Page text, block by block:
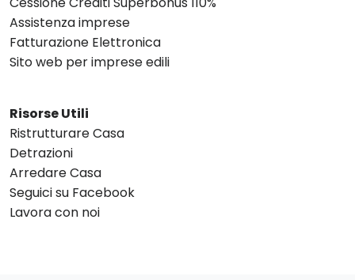
Assistenza imprese
Fatturazione Elettronica
Sito web per imprese edili
Risorse Utili
Ristrutturare Casa
Detrazioni
Arredare Casa
Seguici su Facebook
Lavora con noi